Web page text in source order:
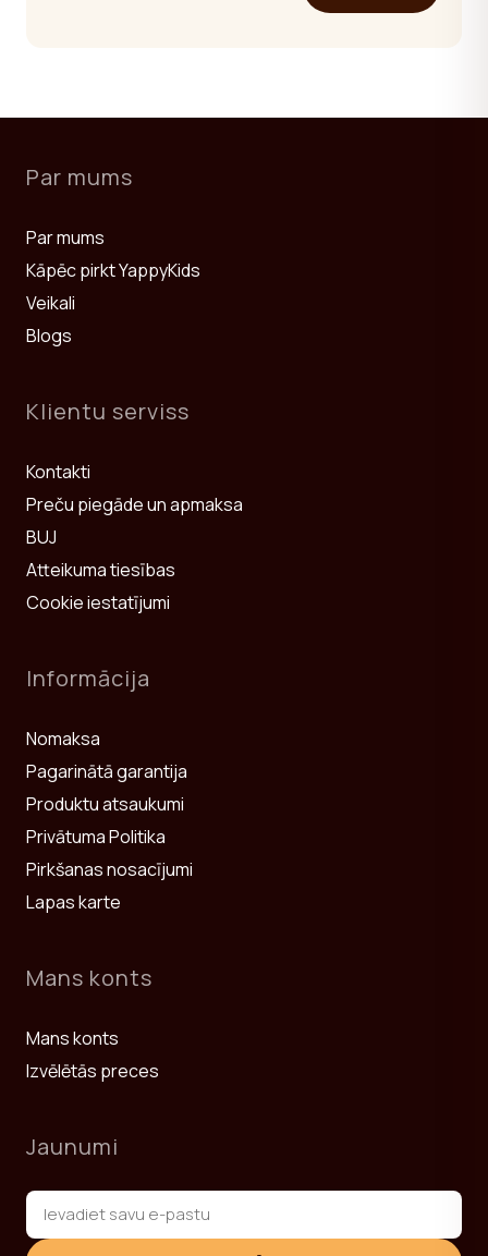
Par mums
Par mums
Kāpēc pirkt YappyKids
Veikali
Blogs
Klientu serviss
Kontakti
Preču piegāde un apmaksa
BUJ
Atteikuma tiesības
Cookie iestatījumi
Informācija
Nomaksa
Pagarinātā garantija
Produktu atsaukumi
Privātuma Politika
Pirkšanas nosacījumi
Lapas karte
Mans konts
Mans konts
Izvēlētās preces
Jaunumi